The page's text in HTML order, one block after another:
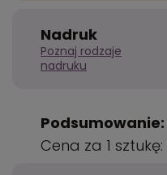
Nadruk
Poznaj rodzaje
nadruku
Podsumowanie:
Cena za 1 sztukę: